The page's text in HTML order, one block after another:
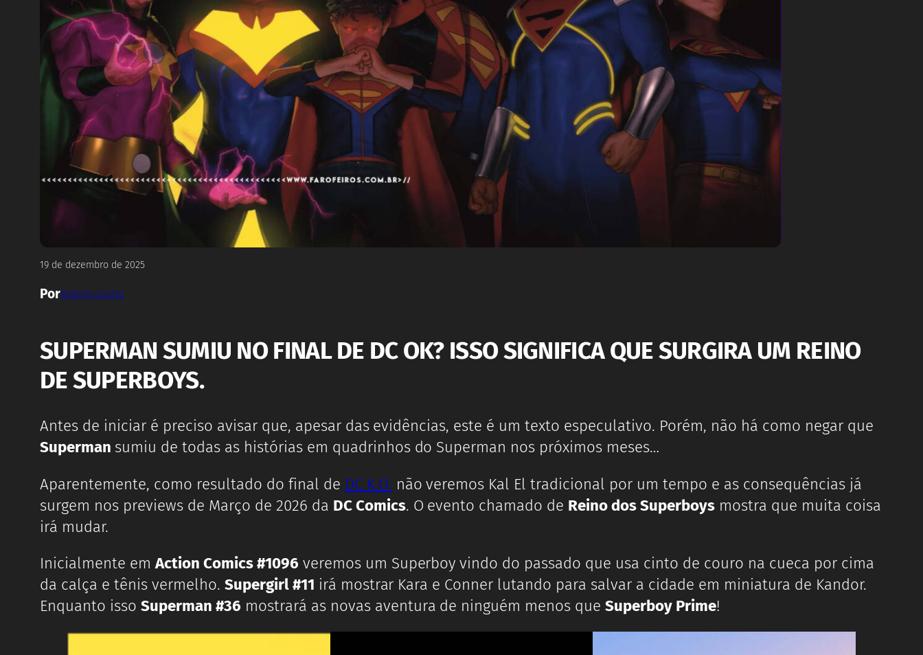
19 de dezembro de 2025
PorRodrigo Castro
SUPERMAN SUMIU NO FINAL DE DC OK? ISSO SIGNIFICA QUE SURGIRA UM REINO
DE SUPERBOYS.
Antes de iniciar é preciso avisar que, apesar das evidências, este é um texto especulativo. Porém, não há como negar que
Superman sumiu de todas as histórias em quadrinhos do Superman nos próximos meses…
Aparentemente, como resultado do final de DC K.O. não veremos Kal El tradicional por um tempo e as consequências já
surgem nos previews de Março de 2026 da DC Comics. O evento chamado de Reino dos Superboys mostra que muita coisa
irá mudar.
Inicialmente emAction Comics #1096 veremos um Superboy vindo do passado que usa cinto de couro na cueca por cima
da calça e tênis vermelho. Supergirl #11 irá mostrar Kara e Conner lutando para salvar a cidade em miniatura de Kandor.
Enquanto isso Superman #36 mostrará as novas aventura de ninguém menos queSuperboy Prime!